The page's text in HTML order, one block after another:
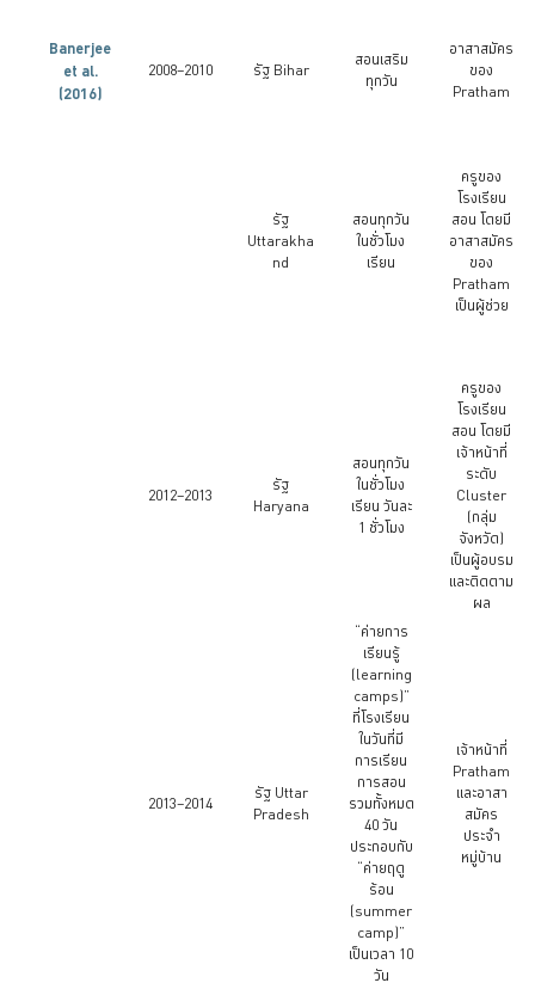
Banerjee
et al.
(2016)
2008–2010 รัฐ Bihar
สอนเสริม
ทุกวัน
อาสาสมัคร
ของ
Pratham
รัฐ
Uttarakha
nd
สอนทุกวัน
ในชั่วโมง
เรียน
ครูของ
โรงเรียน
สอน โดยมี
อาสาสมัคร
ของ
Pratham
เป็นผู้ช่วย
2012–2013
รัฐ
Haryana
สอนทุกวัน
ในชั่วโมง
เรียน วันละ
1 ชั่วโมง
ครูของ
โรงเรียน
สอน โดยมี
เจ้าหน้าที่
ระดับ
Cluster
(กลุ่ม
จังหวัด)
เป็นผู้อบรม
และติดตาม
ผล
2013–2014
รัฐ Uttar
Pradesh
“ค่ายการ
เรียนรู้
(learning
camps)”
ที่โรงเรียน
ในวันที่มี
การเรียน
การสอน
รวมทั้งหมด
40 วัน
ประกอบกับ
“ค่ายฤดู
ร้อน
(summer
camp)”
เป็นเวลา 10
วัน
เจ้าหน้าที่
Pratham
และอาสา
สมัคร
ประจำ
หมู่บ้าน